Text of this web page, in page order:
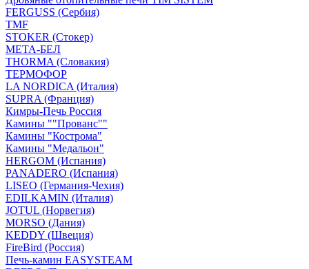
FERGUSS (Сербия)
TMF
STOKER (Стокер)
МЕТА-БЕЛ
THORMA (Словакия)
ТЕРМОФОР
LA NORDICA (Италия)
SUPRA (Франция)
Кимры-Печь Россия
Камины ""Прованс""
Камины "Кострома"
Камины "Медальон"
HERGOM (Испания)
PANADERO (Испания)
LISEO (Германия-Чехия)
EDILKAMIN (Италия)
JOTUL (Норвегия)
MORSO (Дания)
KEDDY (Швеция)
FireBird (Россия)
Печь-камин EASYSTEAM